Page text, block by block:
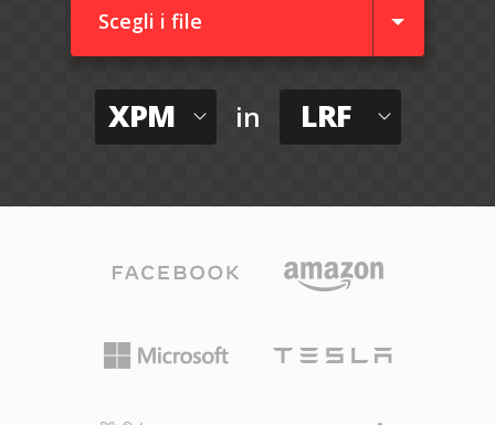
Scegli i file
XPM in LRF